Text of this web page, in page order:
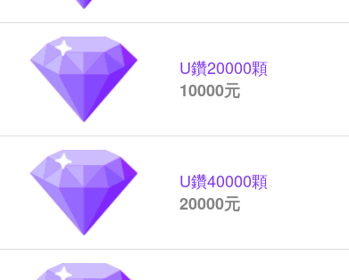
U鑽20000顆
10000元
U鑽40000顆
20000元